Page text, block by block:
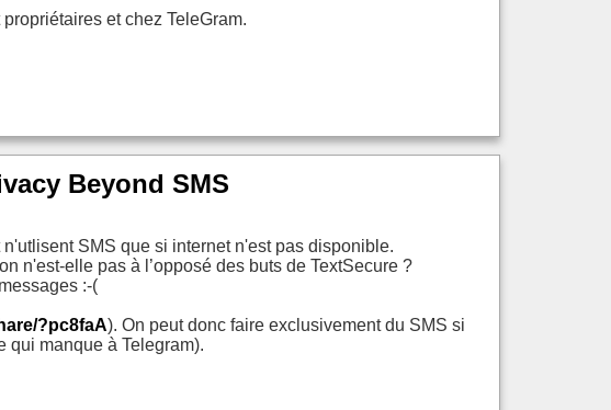
et chez TeleGram.
Beyond SMS
SMS que si internet n'est pas disponible.
n'est-elle pas à l’opposé des buts de TextSecure ?
:-(
?pc8faA). On peut donc faire exclusivement du SMS si
qui manque à Telegram).